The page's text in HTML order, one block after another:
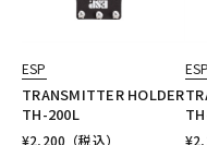
ESP
TRANSMITTER HOLDER
TH-200L
¥2,200 （税込）
ESP
¥